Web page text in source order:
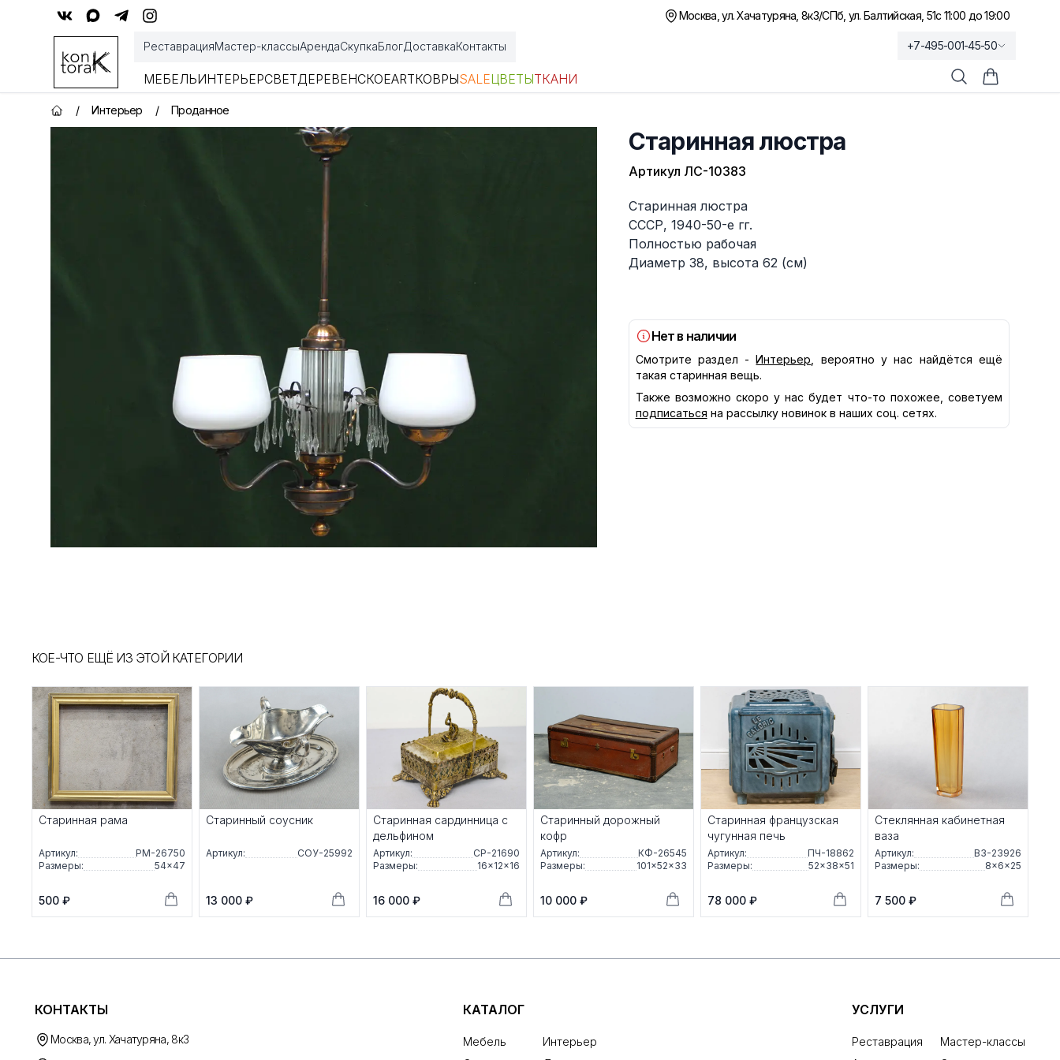
Москва, ул. Хачатуряна, 8к3/СПб, ул. Балтийская, 51с 11:00 до 19:00
РеставрацияМастер-классыАрендаСкупкаБлогДоставкаКонтакты
МЕБЕЛЬИНТЕРЬЕРСВЕТДЕРЕВЕНСКОЕARTКОВРЫSALEЦВЕТЫТКАНИ
+7-495-001-45-50
ПоискКорзина
Главная страница
/ Интерьер / Проданное
Старинная люстра
Артикул ЛС-10383
Описание
Старинная люстра
СССР, 1940-50-е гг.
Полностью рабочая
Диаметр 38, высота 62 (см)
Нет в наличии
Смотрите раздел - Интерьер , вероятно у нас найдётся ещё
такая старинная вещь.
Также возможно скоро у нас будет что-то похожее, советуем
подписаться на рассылку новинок в наших соц. сетях.
КОЕ-ЧТО ЕЩЁ ИЗ ЭТОЙ КАТЕГОРИИ
Старинная рама
Артикул:
РМ-26750
Размеры:
54×47
500 ₽
Старинный соусник
Артикул: СОУ-25992
13 000 ₽
Старинная сардинница с
дельфином
Артикул:
СР-21690
Размеры:
16×12×16
16 000 ₽
Старинный дорожный
кофр
Артикул:
КФ-26545
Размеры:
101×52×33
10 000 ₽
Старинная французская
чугунная печь
Артикул:
ПЧ-18862
Размеры:
52×38×51
78 000 ₽
Стеклянная кабинетная
ваза
Артикул:
ВЗ-23926
Размеры:
8×6×25
7 500 ₽
КОНТАКТЫ
Москва, ул. Хачатуряна, 8к3
КАТАЛОГ
Мебель
Интерьер
УСЛУГИ
Реставрация
Мастер-классы